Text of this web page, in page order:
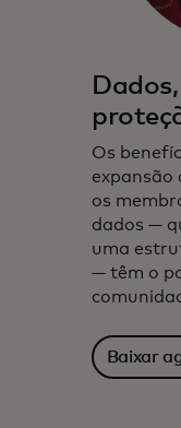
Os
expansão
os
dados —
uma
— têm o
Baixar